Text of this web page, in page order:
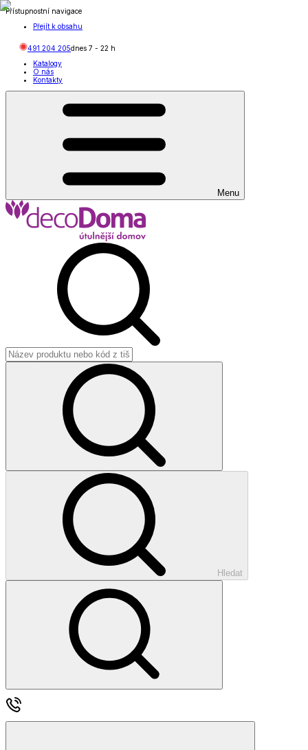
Přístupnostní navigace
Přejít k obsahu
491 204 205dnes 7 - 22 h
Katalogy
O nás
Kontakty
Menu
Hledat